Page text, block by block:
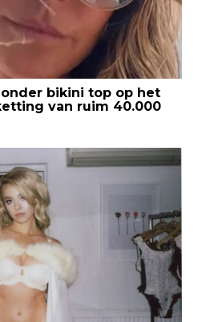
bikini top op het
van ruim 40.000